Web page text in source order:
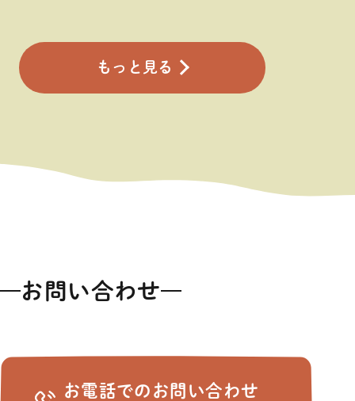
もっと見る
お問い合わせ
お電話でのお問い合わせ